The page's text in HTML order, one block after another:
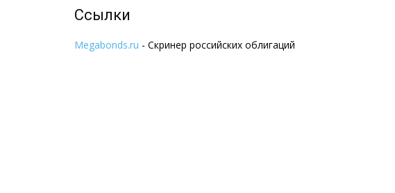
Ссылки
Megabonds.ru - Скринер российских облигаций